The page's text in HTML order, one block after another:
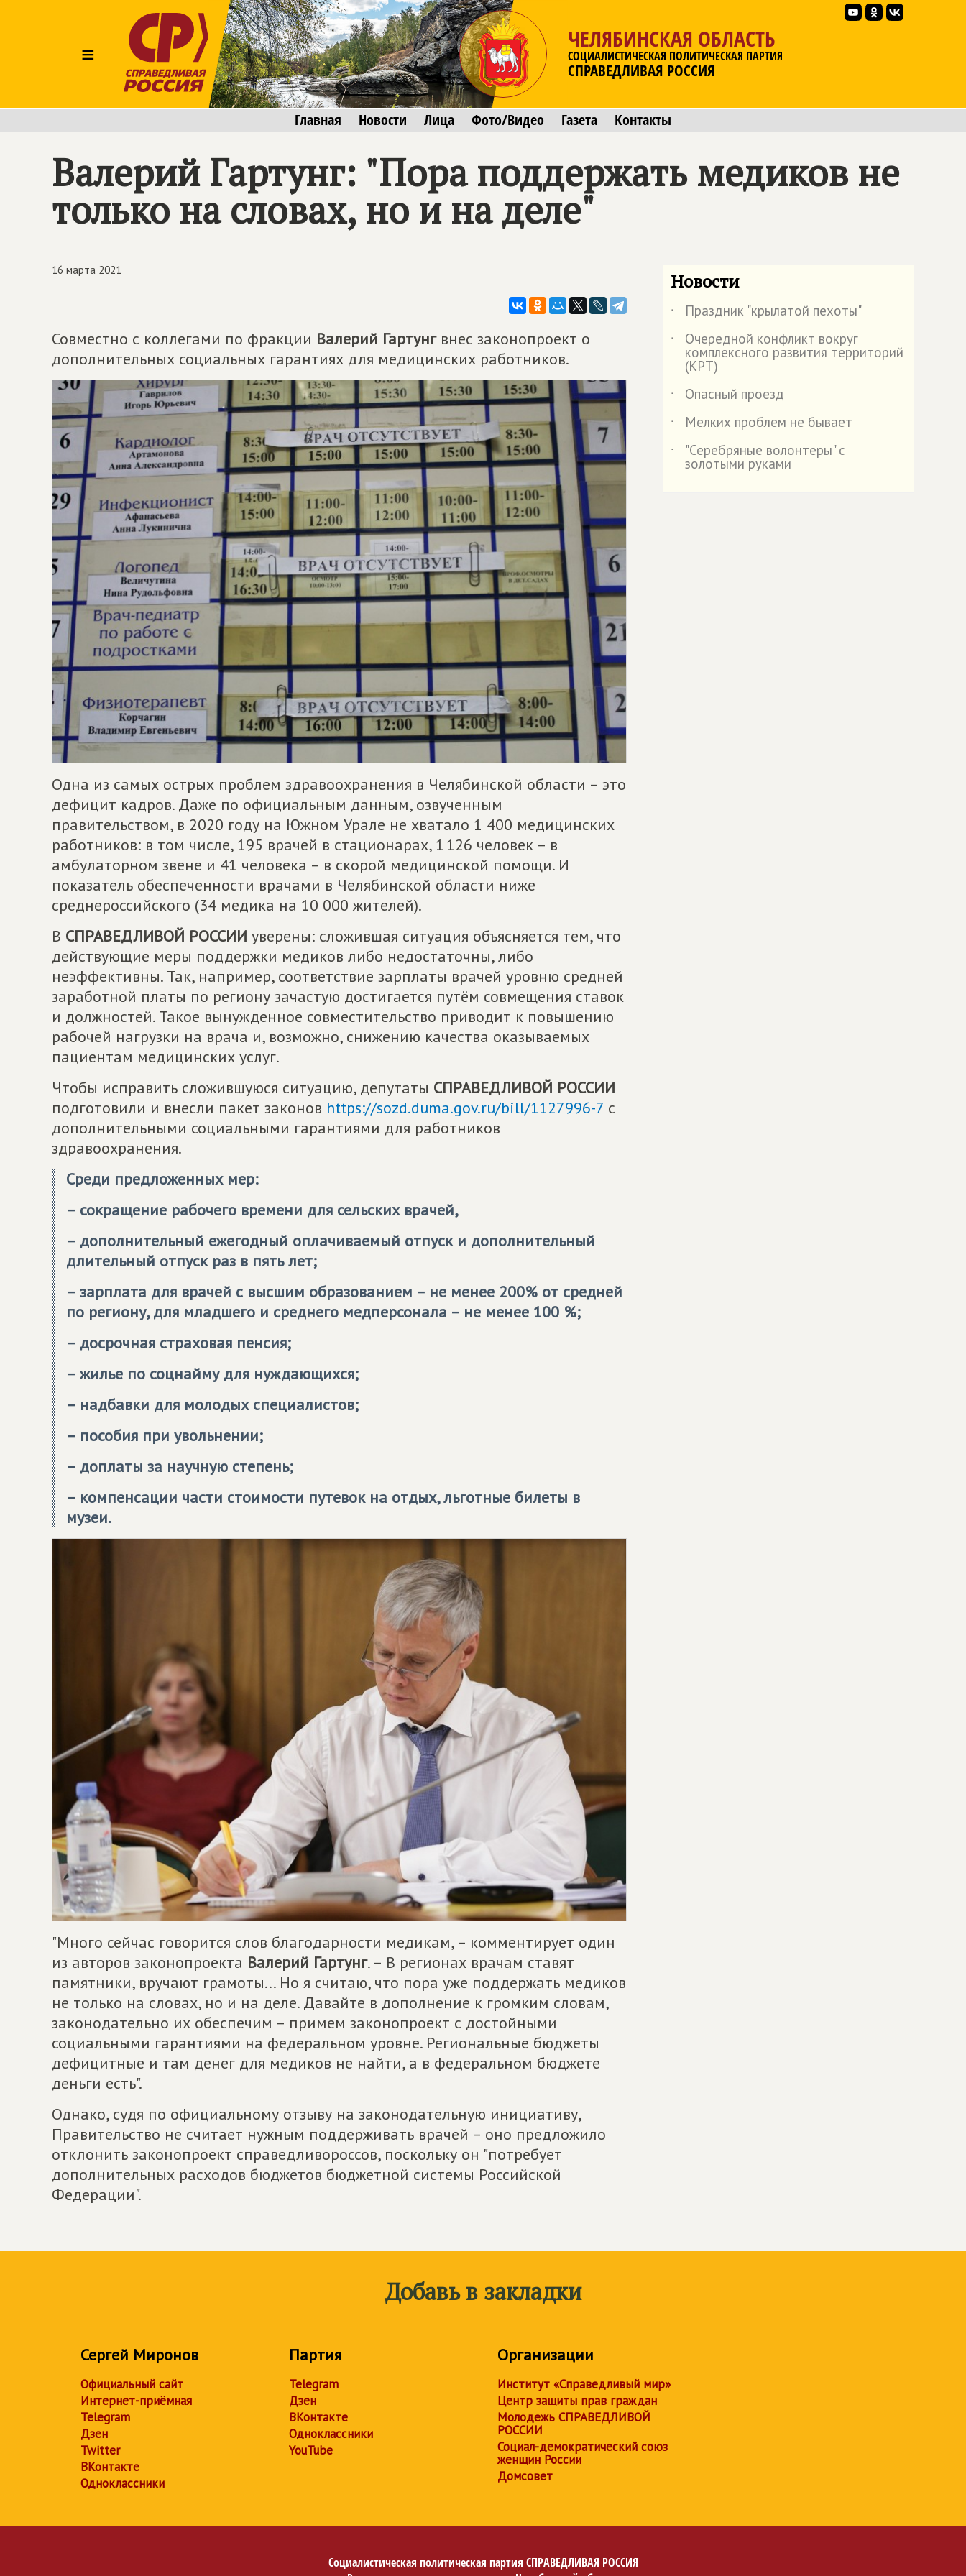
≡
ЧЕЛЯБИНСКАЯ ОБЛАСТЬ
СОЦИАЛИСТИЧЕСКАЯ ПОЛИТИЧЕСКАЯ ПАРТИЯ
СПРАВЕДЛИВАЯ РОССИЯ
Главная Новости Лица Фото/Видео Газета Контакты
Валерий Гартунг: "Пора поддержать медиков не
только на словах, но и на деле"
16 марта 2021
Совместно с коллегами по фракции Валерий Гартунгвнес законопроект о
дополнительных социальных гарантиях для медицинских работников.
Одна из самых острых проблем здравоохранения в Челябинской области – это
дефицит кадров. Даже по официальным данным, озвученным
правительством, в 2020 году на Южном Урале не хватало 1 400 медицинских
работников: в том числе, 195 врачей в стационарах, 1 126 человек – в
амбулаторном звене и 41 человека – в скорой медицинской помощи. И
показатель обеспеченности врачами в Челябинской области ниже
среднероссийского (34 медика на 10 000 жителей).
В СПРАВЕДЛИВОЙ РОССИИ уверены: сложившая ситуация объясняется тем, что
действующие меры поддержки медиков либо недостаточны, либо
неэффективны. Так, например, соответствие зарплаты врачей уровню средней
заработной платы по региону зачастую достигается путём совмещения ставок
и должностей. Такое вынужденное совместительство приводит к повышению
рабочей нагрузки на врача и, возможно, снижению качества оказываемых
пациентам медицинских услуг.
Чтобы исправить сложившуюся ситуацию, депутаты СПРАВЕДЛИВОЙ РОССИИ
подготовили и внесли пакет законов https://sozd.duma.gov.ru/bill/1127996-7 с
дополнительными социальными гарантиями для работников
здравоохранения.
Среди предложенных мер:
– сокращение рабочего времени для сельских врачей,
– дополнительный ежегодный оплачиваемый отпуск и дополнительный
длительный отпуск раз в пять лет;
– зарплата для врачей с высшим образованием – не менее 200% от средней
по региону, для младшего и среднего медперсонала – не менее 100 %;
– досрочная страховая пенсия;
– жилье по соцнайму для нуждающихся;
– надбавки для молодых специалистов;
– пособия при увольнении;
– доплаты за научную степень;
– компенсации части стоимости путевок на отдых, льготные билеты в
музеи.
"Много сейчас говорится слов благодарности медикам, – комментирует один
из авторов законопроекта Валерий Гартунг. – В регионах врачам ставят
памятники, вручают грамоты... Но я считаю, что пора уже поддержать медиков
не только на словах, но и на деле. Давайте в дополнение к громким словам,
законодательно их обеспечим – примем законопроект с достойными
социальными гарантиями на федеральном уровне. Региональные бюджеты
дефицитные и там денег для медиков не найти, а в федеральном бюджете
деньги есть".
Однако, судя по официальному отзыву на законодательную инициативу,
Правительство не считает нужным поддерживать врачей – оно предложило
отклонить законопроект справедливороссов, поскольку он "потребует
дополнительных расходов бюджетов бюджетной системы Российской
Федерации".
Новости
˙
Праздник "крылатой пехоты"
˙
Очередной конфликт вокруг
комплексного развития территорий
(КРТ)
˙
Опасный проезд
˙
Мелких проблем не бывает
˙
"Серебряные волонтеры" с
золотыми руками
Добавь в закладки
Сергей Миронов
Официальный сайт
Интернет-приёмная
Telegram
Дзен
Twitter
ВКонтакте
Одноклассники
Партия
Telegram
Дзен
ВКонтакте
Одноклассники
YouTube
Организации
Институт «Справедливый мир»
Центр защиты прав граждан
Молодежь СПРАВЕДЛИВОЙ
РОССИИ
Социал-демократический союз
женщин России
Домсовет
Социалистическая политическая партия СПРАВЕДЛИВАЯ РОССИЯ